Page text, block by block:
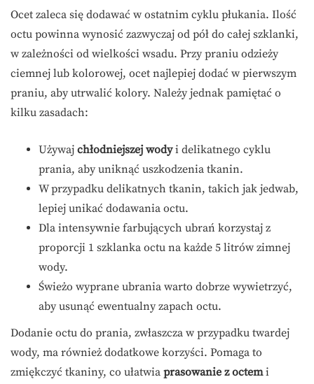
Ocet zaleca się dodawać w ostatnim cyklu płukania. Ilość
octu powinna wynosić zazwyczaj od pół do całej szklanki,
w zależności od wielkości wsadu. Przy praniu odzieży
ciemnej lub kolorowej, ocet najlepiej dodać w pierwszym
praniu, aby utrwalić kolory. Należy jednak pamiętać o
kilku zasadach:
Używaj chłodniejszej wodyi delikatnego cyklu
prania, aby uniknąć uszkodzenia tkanin.
W przypadku delikatnych tkanin, takich jak jedwab,
lepiej unikać dodawania octu.
Dla intensywnie farbujących ubrań korzystaj z
proporcji 1 szklanka octu na każde 5 litrów zimnej
wody.
Świeżo wyprane ubrania warto dobrze wywietrzyć,
aby usunąć ewentualny zapach octu.
Dodanie octu do prania, zwłaszcza w przypadku twardej
wody, ma również dodatkowe korzyści. Pomaga to
zmiękczyć tkaniny, co ułatwia prasowanie z octemi